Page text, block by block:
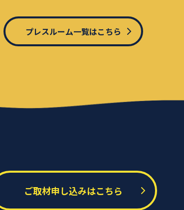
プレスルーム一覧はこちら
ご取材申し込みはこちら